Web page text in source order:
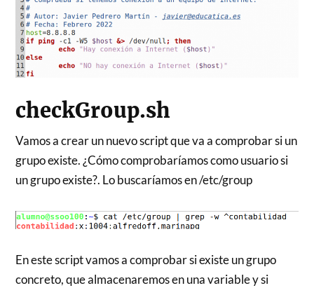
checkGroup.sh
Vamos a crear un nuevo script que va a comprobar si un
grupo existe. ¿Cómo comprobaríamos como usuario si
un grupo existe?. Lo buscaríamos en /etc/group
En este script vamos a comprobar si existe un grupo
concreto, que almacenaremos en una variable y si